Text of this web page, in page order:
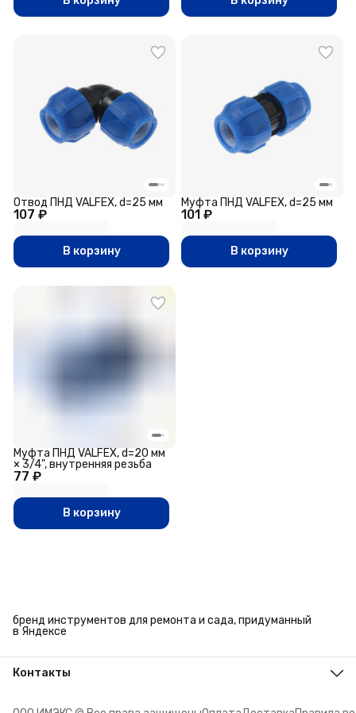
107 ₽
Отвод ПНД VALFEX, d=25 мм
В корзину
101 ₽
Муфта ПНД VALFEX, d=25 мм
В корзину
77 ₽
Муфта ПНД VALFEX, d=20 мм
× 3/4", внутренняя резьба
В корзину
бренд инструментов для ремонта и сада, придуманный
в Яндексе
Контакты